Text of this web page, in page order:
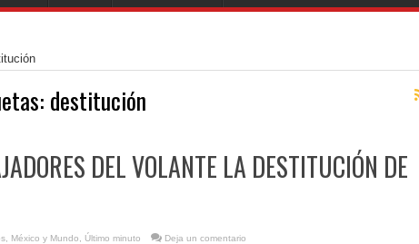
destitución
DEL VOLANTE LA DESTITUCIÓN DE
México y Mundo Último minuto Deja un comentario